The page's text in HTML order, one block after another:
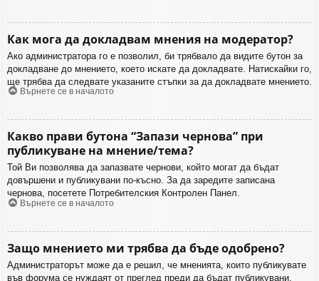
Как мога да докладвам мнения на модератор?
Ако администратора го е позволил, би трябвало да видите бутон за
докладване до мнението, което искате да докладвате. Натискайки го,
ще трябва да следвате указаните стъпки за да докладвате мнението.
Върнете се в началото
Какво прави бутона “Запази чернова” при
публикуване на мнение/тема?
Той Ви позволява да запазвате чернови, който могат да бъдат
довършени и публикувани по-късно. За да заредите записана
чернова, посетете Потребителския Контролен Панел.
Върнете се в началото
Защо мнението ми трябва да бъде одобрено?
Администраторът може да е решил, че мненията, които публикувате
във форума се нуждаят от преглед преди да бъдат публикувани.